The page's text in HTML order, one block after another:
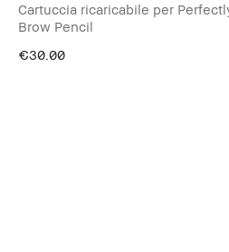
Cartuccia ricaricabile per
Brow Pencil
€30.00